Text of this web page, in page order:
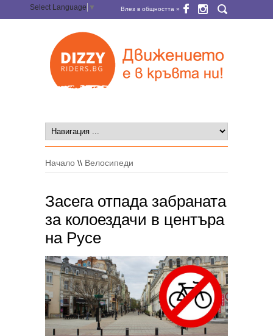
Select Language ▼ Влез в общността »
Начало \\ Велосипеди
Засега отпада забраната
за колоездачи в центъра
на Русе